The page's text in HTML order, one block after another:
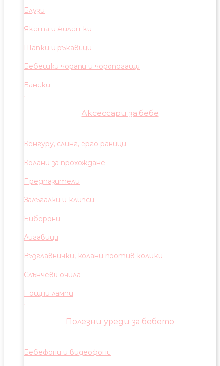
Блузи
Якета и жилетки
Шапки и ръкавици
Бебешки чорапи и чоропогащи
Бански
Аксесоари за бебе
Кенгуру, слинг, ерго раници
Колани за прохождане
Предпазители
Залъгалки и клипси
Биберони
Лигавици
Възглавнички, колани против колики
Слънчеви очила
Нощни лампи
Полезни уреди за бебето
Бебефони и видеофони